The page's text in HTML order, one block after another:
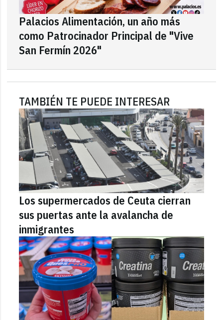
Palacios Alimentación, un año más
como Patrocinador Principal de "Vive
San Fermín 2026"
TAMBIÉN TE PUEDE INTERESAR
Los supermercados de Ceuta cierran
sus puertas ante la avalancha de
inmigrantes